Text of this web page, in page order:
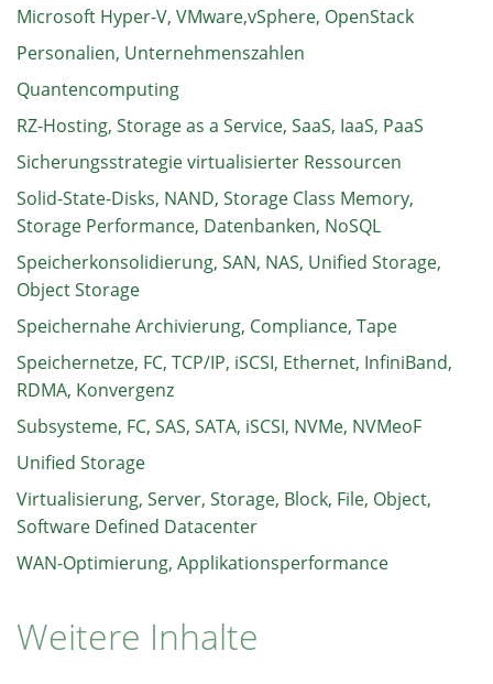
Microsoft Hyper-V, VMware,vSphere, OpenStack
Personalien, Unternehmenszahlen
Quantencomputing
RZ-Hosting, Storage as a Service, SaaS, IaaS, PaaS
Sicherungsstrategie virtualisierter Ressourcen
Solid-State-Disks, NAND, Storage Class Memory,
Storage Performance, Datenbanken, NoSQL
Speicherkonsolidierung, SAN, NAS, Unified Storage,
Object Storage
Speichernahe Archivierung, Compliance, Tape
Speichernetze, FC, TCP/IP, iSCSI, Ethernet, InfiniBand,
RDMA, Konvergenz
Subsysteme, FC, SAS, SATA, iSCSI, NVMe, NVMeoF
Unified Storage
Virtualisierung, Server, Storage, Block, File, Object,
Software Defined Datacenter
WAN-Optimierung, Applikationsperformance
Weitere Inhalte